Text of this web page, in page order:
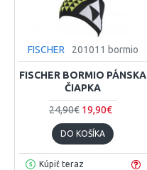
FISCHER 201011 bormio
FISCHER BORMIO PÁNSKA
ČIAPKA
24,90€ 19,90€
DO KOŠÍKA
Kúpiť teraz